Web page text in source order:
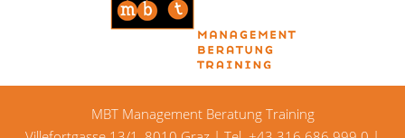
MBT Management Beratung Training